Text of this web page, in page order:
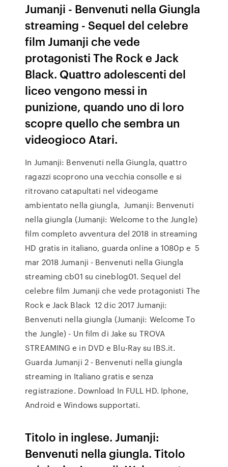
Jumanji - Benvenuti nella Giungla
streaming - Sequel del celebre
film Jumanji che vede
protagonisti The Rock e Jack
Black. Quattro adolescenti del
liceo vengono messi in
punizione, quando uno di loro
scopre quello che sembra un
videogioco Atari.
In Jumanji: Benvenuti nella Giungla, quattro
ragazzi scoprono una vecchia consolle e si
ritrovano catapultati nel videogame
ambientato nella giungla, Jumanji: Benvenuti
nella giungla (Jumanji: Welcome to the Jungle)
film completo avventura del 2018 in streaming
HD gratis in italiano, guarda online a 1080p e 5
mar 2018 Jumanji - Benvenuti nella Giungla
streaming cb01 su cineblog01. Sequel del
celebre film Jumanji che vede protagonisti The
Rock e Jack Black 12 dic 2017 Jumanji:
Benvenuti nella giungla (Jumanji: Welcome To
the Jungle) - Un film di Jake su TROVA
STREAMING e in DVD e Blu-Ray su IBS.it.
Guarda Jumanji 2 - Benvenuti nella giungla
streaming in Italiano gratis e senza
registrazione. Download In FULL HD. Iphone,
Android e Windows supportati.
Titolo in inglese. Jumanji:
Benvenuti nella giungla. Titolo